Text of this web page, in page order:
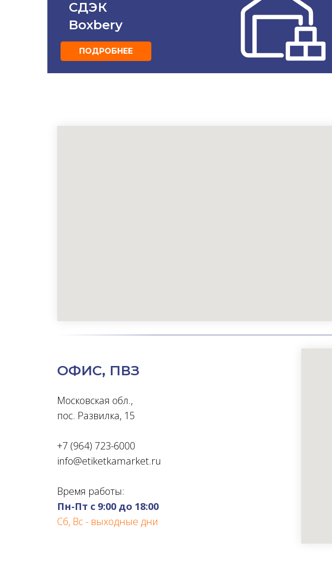
ПОДРОБНЕЕ
СДЭК
Boxbery
ОФИС, ПВЗ
Московская обл.,
пос. Развилка, 15
+7 (964) 723-6000
info@etiketkamarket.ru
Время работы:
Пн-Пт с 9:00 до 18:00
Сб, Вс - выходные дни